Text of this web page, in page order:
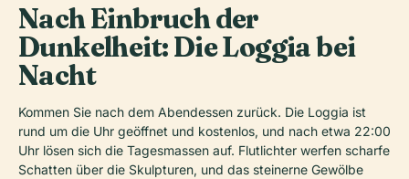
Nach Einbruch der
Dunkelheit: Die Loggia bei
Nacht
Kommen Sie nach dem Abendessen zurück. Die Loggia ist
rund um die Uhr geöffnet und kostenlos, und nach etwa 22:00
Uhr lösen sich die Tagesmassen auf. Flutlichter werfen scharfe
Schatten über die Skulpturen, und das steinerne Gewölbe